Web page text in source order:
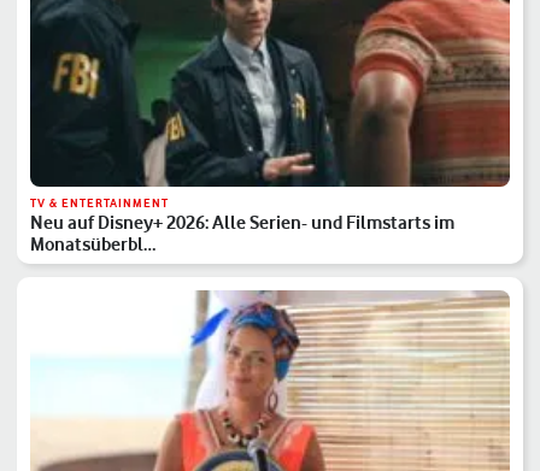
TV & ENTERTAINMENT
Neu auf Disney+ 2026: Alle Serien- und Filmstarts im
Monatsüberbl…